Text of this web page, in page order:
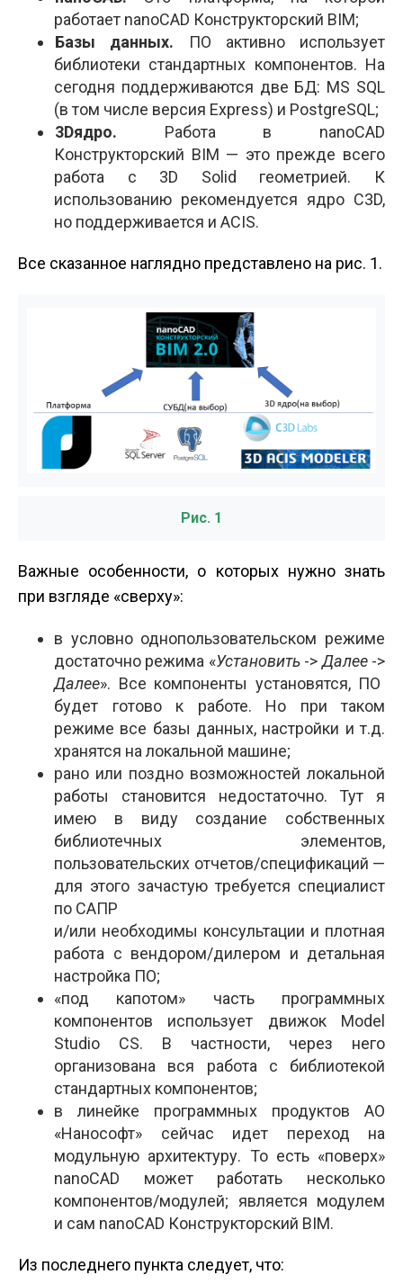
работает nanoCAD Конструкторский BIM;
Базы данных. ПО активно использует
библиотеки стандартных компонентов. На
сегодня поддерживаются две БД: MS SQL
(в том числе версия Express) и PostgreSQL;
3D­ядро. Работа в nanoCAD
Конструкторский BIM — это прежде всего
работа с 3D Solid геометрией. К
использованию рекомендуется ядро C3D,
но поддерживается и ACIS.
Все сказанное наглядно представлено на рис. 1.
Рис. 1
Важные особенности, о которых нужно знать
при взгляде «сверху»:
в условно однопользовательском режиме
достаточно режима «Установить -> Далее ->
Далее». Все компоненты установятся, ПО
будет готово к работе. Но при таком
режиме все базы данных, настройки и т.д.
хранятся на локальной машине;
рано или поздно возможностей локальной
работы становится недостаточно. Тут я
имею в виду создание собственных
библиотечных элементов,
пользовательских отчетов/спецификаций —
для этого зачастую требуется специалист
по САПР
и/или необходимы консультации и плотная
работа с вендором/дилером и детальная
настройка ПО;
«под капотом» часть программных
компонентов использует движок Model
Studio CS. В частности, через него
организована вся работа с библиотекой
стандартных компонентов;
в линейке программных продуктов АО
«Нанософт» сейчас идет переход на
модульную архитектуру. То есть «поверх»
nanoCAD может работать несколько
компонентов/модулей; является модулем
и сам nanoCAD Конструкторский BIM.
Из последнего пункта следует, что: